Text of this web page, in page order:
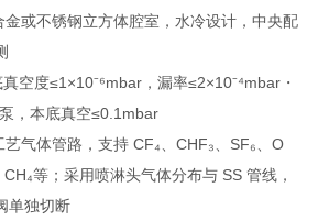
金或不锈钢立方体腔室，水冷设计，中央配
空度≤1×10⁻⁶mbar，漏率≤2×10⁻⁴mbar・
，本底真空≤0.1mbar
气体管路，支持 CF₄、CHF₃、SF₆、O
CH₄等；采用喷淋头气体分布与 SS 管线，
单独切断